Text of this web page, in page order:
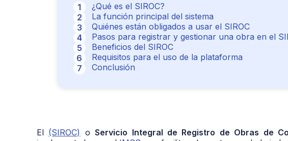
¿Qué es el SIROC?
La función principal del sistema
Quiénes están obligados a usar el SIROC
Pasos para registrar y gestionar una obra en el
Beneficios del SIROC
Requisitos para el uso de la plataforma
Conclusión
El (SIROC) oServicio Integral de Registro de Obras de